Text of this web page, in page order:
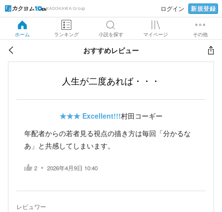
KADOKAWA Group ログイン 新規登録
ホーム ランキング 小説を探す マイページ その他
おすすめレビュー
人生が二度あれば・・・
★★★ Excellent!!!村田コーギー
年配者からの若者見る視点の描き方は毎回「分かるな
あ」と共感してしまいます。
2 2026年4月9日 10:40
レビュワー